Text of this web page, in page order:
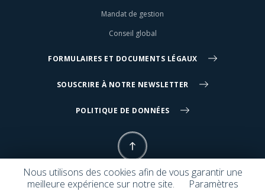
Mandat de gestion
Conseil global
FORMULAIRES ET DOCUMENTS LÉGAUX
SOUSCRIRE À NOTRE NEWSLETTER
POLITIQUE DE DONNÉES
Nous utilisons des cookies afin de vous garantir une
meilleure expérience sur notre site.
Paramètres